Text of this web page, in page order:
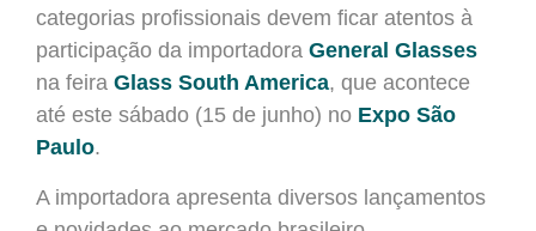
categorias profissionais devem ficar atentos à
participação da importadora General Glasses
na feira Glass South America, que acontece
até este sábado (15 de junho) no Expo São
Paulo.
A importadora apresenta diversos lançamentos